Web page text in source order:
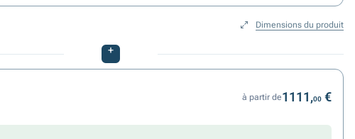
Dimensions du produit
+
à partir de1111,00 €